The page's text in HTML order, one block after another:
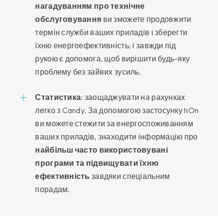
нагадуванням про технічне
обслуговування ви зможете продовжити
термін служби ваших приладів і зберегти
їхню енергоефективність; і завжди під
рукою є допомога, щоб вирішити будь-яку
проблему без зайвих зусиль.
Статистика: заощаджувати на рахунках
легко з Candy. За допомогою застосунку hOn
ви можете стежити за енергоспоживанням
ваших приладів, знаходити інформацію про
найбільш часто використовувані
програми та підвищувати їхню
ефективність завдяки спеціальним
порадам.